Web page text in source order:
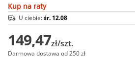
Kup na raty
U ciebie:śr. 12.08
149,47zł/szt.
Darmowa dostawa od 250 zł